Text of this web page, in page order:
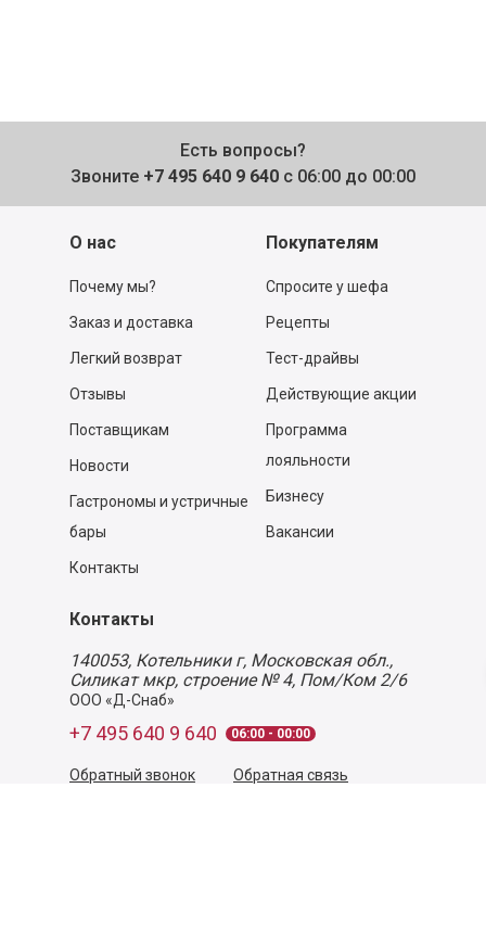
Есть вопросы?
Звоните +7 495 640 9 640 с 06:00 до 00:00
О нас
Почему мы?
Заказ и доставка
Легкий возврат
Отзывы
Поставщикам
Новости
Гастрономы и устричные
бары
Контакты
Покупателям
Спросите у шефа
Рецепты
Тест-драйвы
Действующие акции
Программа
лояльности
Бизнесу
Вакансии
Контакты
140053, Котельники г, Московская обл.,
Силикат мкр, строение № 4, Пом/Ком 2/6
ООО «Д-Снаб»
+7 495 640 9 640 06:00 - 00:00
Обратный звонок Обратная связь